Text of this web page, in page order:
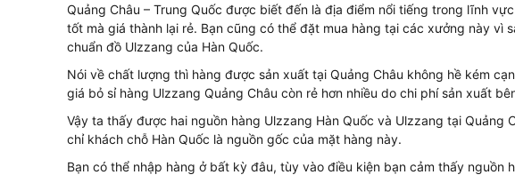
Quảng Châu – Trung Quốc được biết đến là địa điểm nổi tiếng trong lĩnh
tốt mà giá thành lại rẻ. Bạn cũng có thể đặt mua hàng tại các xưởng này vì
chuẩn đồ Ulzzang của Hàn Quốc.
Nói về chất lượng thì hàng được sản xuất tại Quảng Châu không hề kém
giá bỏ sỉ hàng Ulzzang Quảng Châu còn rẻ hơn nhiều do chi phí sản xuất
Vậy ta thấy được hai nguồn hàng Ulzzang Hàn Quốc và Ulzzang tại Quảng
chỉ khách chỗ Hàn Quốc là nguồn gốc của mặt hàng này.
Bạn có thể nhập hàng ở bất kỳ đâu, tùy vào điều kiện bạn cảm thấy nguồn